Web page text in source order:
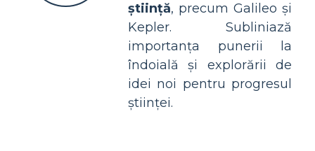
știință, precum Galileo și
Kepler. Subliniază
importanța punerii la
îndoială și explorării de
idei noi pentru progresul
științei.